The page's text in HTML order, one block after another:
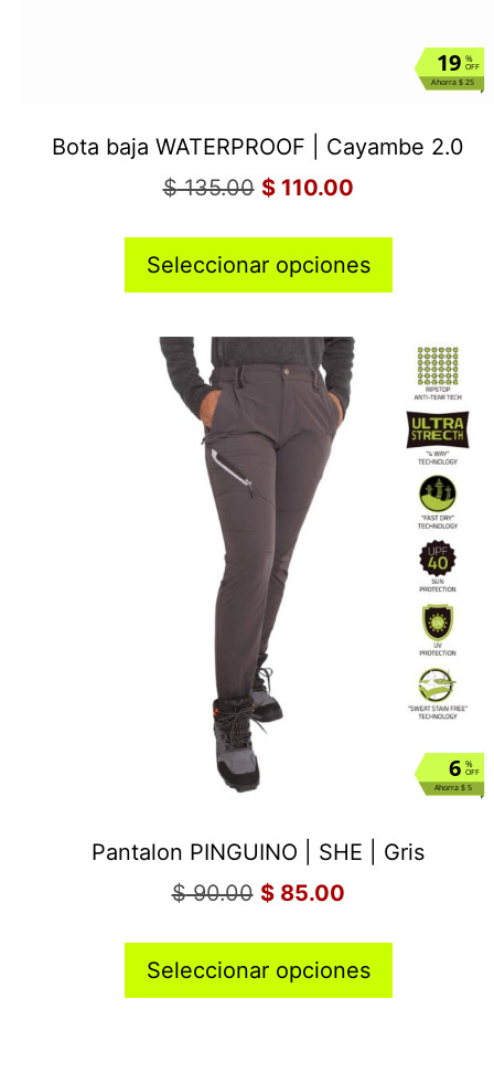
%
OFF
19
Ahorra $ 25
Bota baja WATERPROOF | Cayambe 2.0
$135.00 $110.00
Seleccionar opciones
%
OFF
6
Ahorra $ 5
Pantalon PINGUINO | SHE | Gris
$90.00 $85.00
Seleccionar opciones